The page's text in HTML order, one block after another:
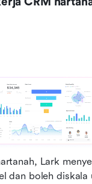
Lark
dan boleh diskala